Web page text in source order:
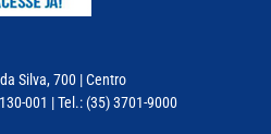
Silva, 700 | Centro
001 | Tel.: (35) 3701-9000